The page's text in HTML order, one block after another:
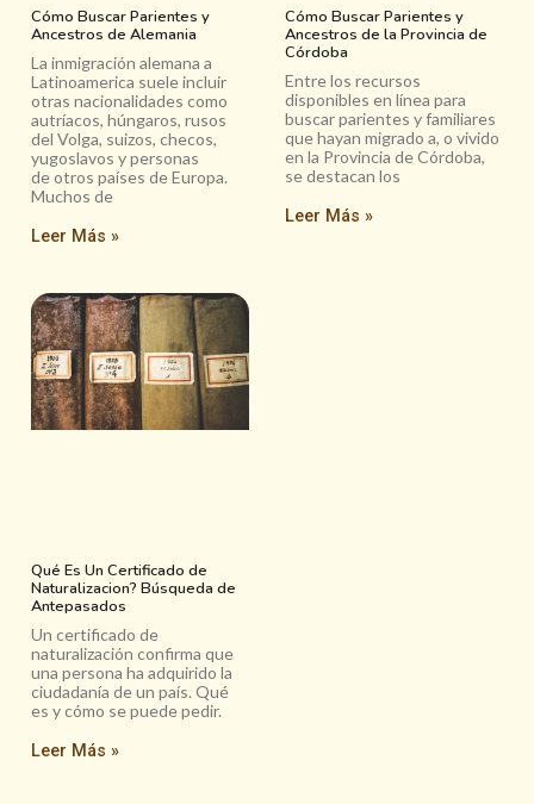
Cómo Buscar Parientes y
Ancestros de Alemania
La inmigración alemana a
Latinoamerica suele incluir
otras nacionalidades como
autríacos, húngaros, rusos
del Volga, suizos, checos,
yugoslavos y personas
de otros países de Europa.
Muchos de
Leer Más »
Cómo Buscar Parientes y
Ancestros de la Provincia de
Córdoba
Entre los recursos
disponibles en línea para
buscar parientes y familiares
que hayan migrado a, o vivido
en la Provincia de Córdoba,
se destacan los
Leer Más »
Qué Es Un Certificado de
Naturalizacion? Búsqueda de
Antepasados
Un certificado de
naturalización confirma que
una persona ha adquirido la
ciudadanía de un país. Qué
es y cómo se puede pedir.
Leer Más »